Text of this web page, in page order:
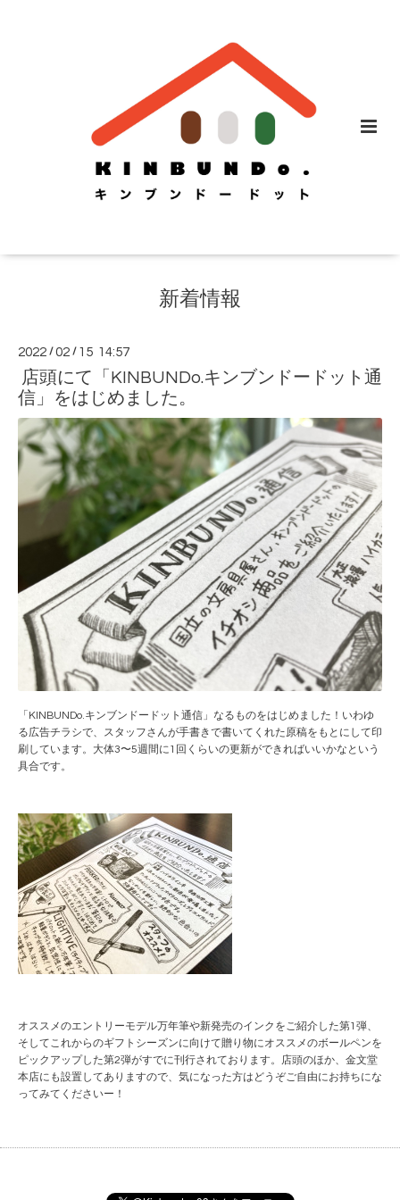
新着情報
2022 /02 / 15 14:57
店頭にて「KINBUNDo.キンブンドードット通
信」をはじめました。
「KINBUNDo.キンブンドードット通信」なるものをはじめました！いわゆ
る広告チラシで、スタッフさんが手書きで書いてくれた原稿をもとにして印
刷しています。大体3〜5週間に1回くらいの更新ができればいいかなという
具合です。
オススメのエントリーモデル万年筆や新発売のインクをご紹介した第1弾、
そしてこれからのギフトシーズンに向けて贈り物にオススメのボールペンを
ピックアップした第2弾がすでに刊行されております。店頭のほか、金文堂
本店にも設置してありますので、気になった方はどうぞご自由にお持ちにな
ってみてくださいー！